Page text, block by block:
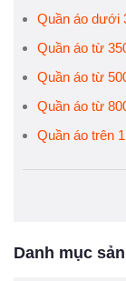
Quần áo dưới
Quần áo từ
Quần áo từ
Quần áo từ
Quần áo trên
Danh mục